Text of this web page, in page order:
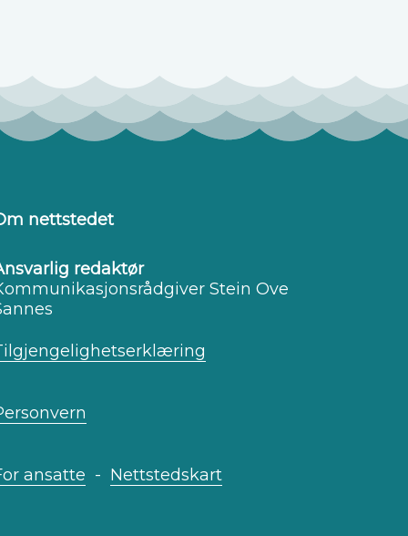
nettstedet
redaktør
Stein Ove
ansatte - Nettstedskart